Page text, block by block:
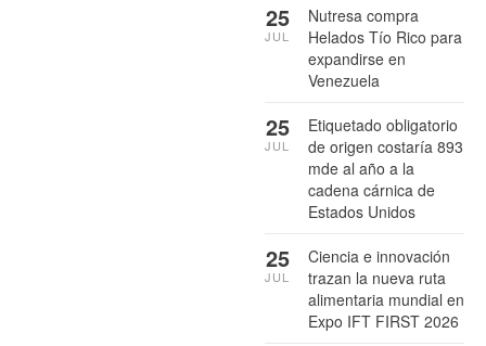
Nutresa compra
Helados Tío Rico para
expandirse en
Venezuela
25
JUL
Etiquetado obligatorio
de origen costaría 893
mde al año a la
cadena cárnica de
Estados Unidos
25
JUL
Ciencia e innovación
trazan la nueva ruta
alimentaria mundial en
Expo IFT FIRST 2026
25
JUL